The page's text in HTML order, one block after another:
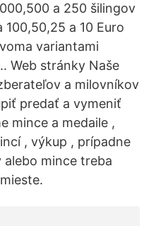
a 250 šilingov
a 10 Euro
variantami
Web stránky Naše
a milovníkov
predať a vymeniť
mince a medaile ,
, výkup , prípadne
mince treba